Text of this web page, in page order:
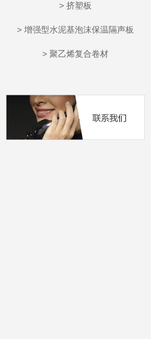
> 挤塑板
> 增强型水泥基泡沫保温隔声板
> 聚乙烯复合卷材